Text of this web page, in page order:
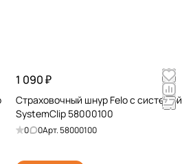
1 090 ₽
Страховочный шнур Felo с системой
SystemClip 58000100
0 0Арт.58000100